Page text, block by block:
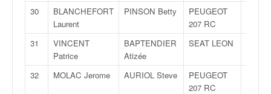
30
BLANCHEFORT
Laurent
PINSON Betty
PEUGEOT
207 RC
31
VINCENT
Patrice
BAPTENDIER
Atizée
SEAT LEON
32 MOLAC Jerome AURIOL Steve
PEUGEOT
207 RC